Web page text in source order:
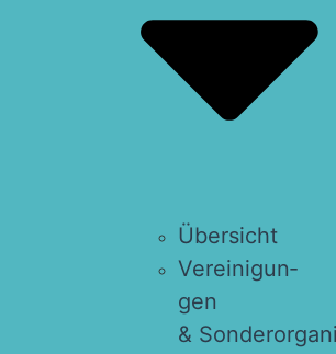
Über­sicht
Ver­ei­ni­gun­
gen
&